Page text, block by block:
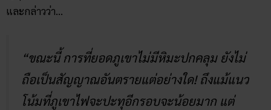
และกล่าวว่า…
“ขณะนี้ การที่ยอดภูเขาไม่มีหิมะปกคลุม ยังไม่
ถือเป็นสัญญาณอันตรายแต่อย่างใด! ถึงแม้แนว
โน้มที่ภูเขาไฟจะปะทุอีกรอบจะน้อยมาก แต่